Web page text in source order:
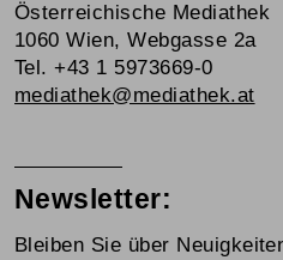
Österreichische Mediathek
1060 Wien, Webgasse 2a
Tel. +43 1 5973669-0
mediathek@mediathek.at
Newsletter:
Bleiben Sie über